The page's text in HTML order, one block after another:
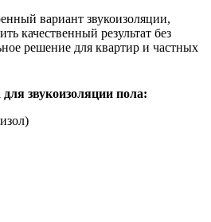
вариант звукоизоляции,
качественный результат без
решение для квартир и частных
звукоизоляции пола: